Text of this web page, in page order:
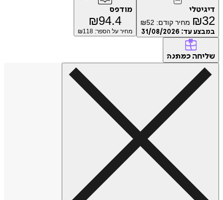
₪ מחיר קודם: ₪52
עד:31/08/2026
מודפס
₪94.4
מחיר על הספר: ₪118
כמתנה